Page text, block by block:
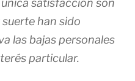
han sido
las bajas personales
particular.